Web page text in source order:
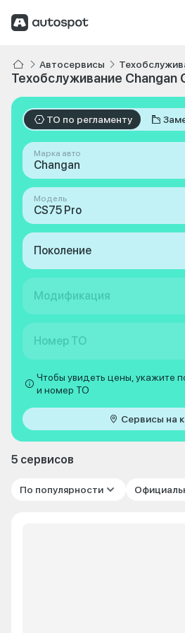
Автосервисы
Техобслуживание Changan
ТО по регламенту
Марка авто
Changan
Модель
CS75 Pro
Поколение
Модификация
Номер ТО
Чтобы увидеть цены, укажите
и номер ТО
Сервисы на
5 сервисов
По популярности